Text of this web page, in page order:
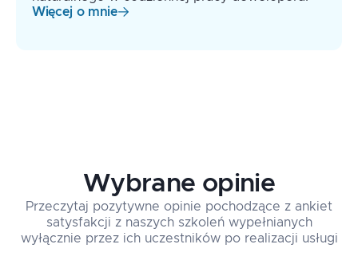
Więcej o mnie
Wybrane opinie
Przeczytaj pozytywne opinie pochodzące z ankiet
satysfakcji z naszych szkoleń wypełnianych
wyłącznie przez ich uczestników po realizacji usługi